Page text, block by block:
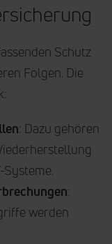
Schutz
Folgen. Die
: Dazu gehören
:
werden